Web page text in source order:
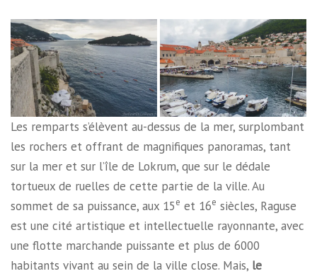
Les remparts s’élèvent au-dessus de la mer, surplombant
les rochers et offrant de magnifiques panoramas, tant
sur la mer et sur l’île de Lokrum, que sur le dédale
tortueux de ruelles de cette partie de la ville. Au
sommet de sa puissance, aux 15e et 16e siècles, Raguse
est une cité artistique et intellectuelle rayonnante, avec
une flotte marchande puissante et plus de 6000
habitants vivant au sein de la ville close. Mais, le